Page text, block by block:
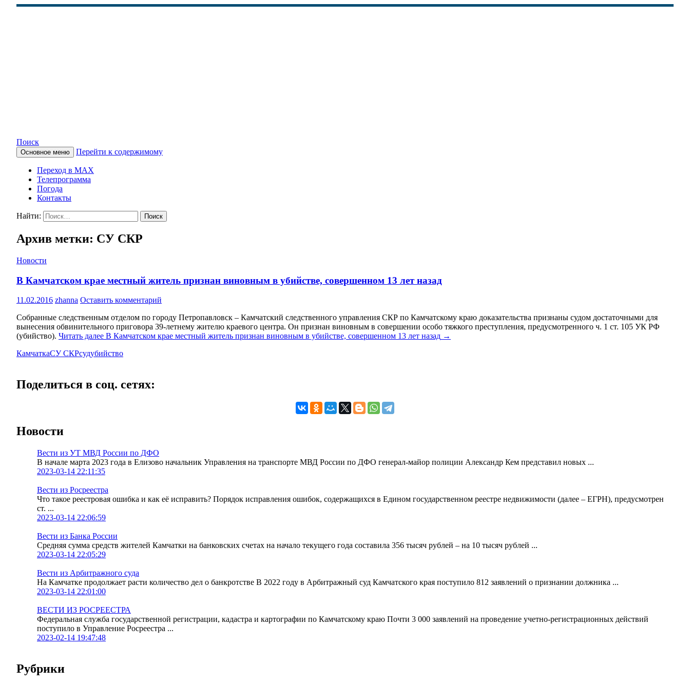
КАМЧАТСКОЕ ИНФОРМАЦИОННОЕ АГЕНТСТВО (КИА «ВЕСТИ»)
Поиск
Основное меню Перейти к содержимому
Переход в MAX
Телепрограмма
Погода
Контакты
Найти:
Архив метки: СУ СКР
Новости
В Камчатском крае местный житель признан виновным в убийстве, совершенном 13 лет назад
11.02.2016 zhanna Оставить комментарий
Собранные следственным отделом по городу Петропавловск – Камчатский следственного управления СКР по Камчатскому краю доказательства признаны судом достаточными для
вынесения обвинительного приговора 39-летнему жителю краевого центра. Он признан виновным в совершении особо тяжкого преступления, предусмотренного ч. 1 ст. 105 УК РФ
(убийство). Читать далее В Камчатском крае местный житель признан виновным в убийстве, совершенном 13 лет назад →
КамчаткаСУ СКРсудубийство
Поделиться в соц. сетях:
Новости
Вести из УТ МВД России по ДФО
В начале марта 2023 года в Елизово начальник Управления на транспорте МВД России по ДФО генерал-майор полиции Александр Кем представил новых ...
2023-03-14 22:11:35
Вести из Росреестра
Что такое реестровая ошибка и как её исправить? Порядок исправления ошибок, содержащихся в Едином государственном реестре недвижимости (далее – ЕГРН), предусмотрен
ст. ...
2023-03-14 22:06:59
Вести из Банка России
Средняя сумма средств жителей Камчатки на банковских счетах на начало текущего года составила 356 тысяч рублей – на 10 тысяч рублей ...
2023-03-14 22:05:29
Вести из Арбитражного суда
На Камчатке продолжает расти количество дел о банкротстве В 2022 году в Арбитражный суд Камчатского края поступило 812 заявлений о признании должника ...
2023-03-14 22:01:00
ВЕСТИ ИЗ РОСРЕЕСТРА
Федеральная служба государственной регистрации, кадастра и картографии по Камчатскому краю Почти 3 000 заявлений на проведение учетно-регистрационных действий
поступило в Управление Росреестра ...
2023-02-14 19:47:48
Рубрики